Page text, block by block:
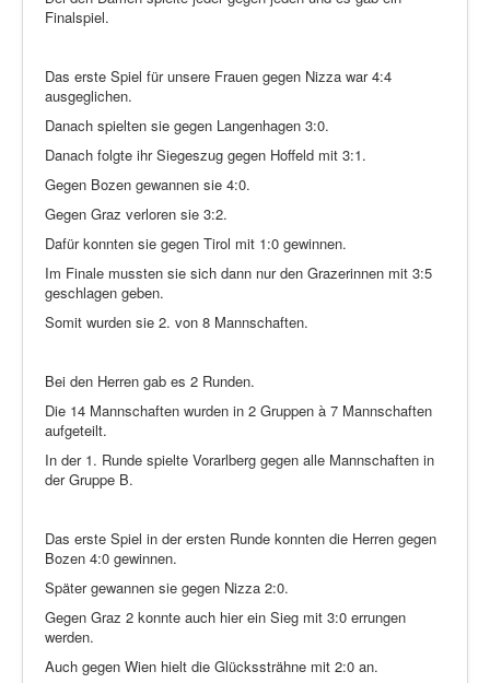
Finalspiel.
Das erste Spiel für unsere Frauen gegen Nizza war 4:4
ausgeglichen.
Danach spielten sie gegen Langenhagen 3:0.
Danach folgte ihr Siegeszug gegen Hoffeld mit 3:1.
Gegen Bozen gewannen sie 4:0.
Gegen Graz verloren sie 3:2.
Dafür konnten sie gegen Tirol mit 1:0 gewinnen.
Im Finale mussten sie sich dann nur den Grazerinnen mit 3:5
geschlagen geben.
Somit wurden sie 2. von 8 Mannschaften.
Bei den Herren gab es 2 Runden.
Die 14 Mannschaften wurden in 2 Gruppen à 7 Mannschaften
aufgeteilt.
In der 1. Runde spielte Vorarlberg gegen alle Mannschaften in
der Gruppe B.
Das erste Spiel in der ersten Runde konnten die Herren gegen
Bozen 4:0 gewinnen.
Später gewannen sie gegen Nizza 2:0.
Gegen Graz 2 konnte auch hier ein Sieg mit 3:0 errungen
werden.
Auch gegen Wien hielt die Glückssträhne mit 2:0 an.